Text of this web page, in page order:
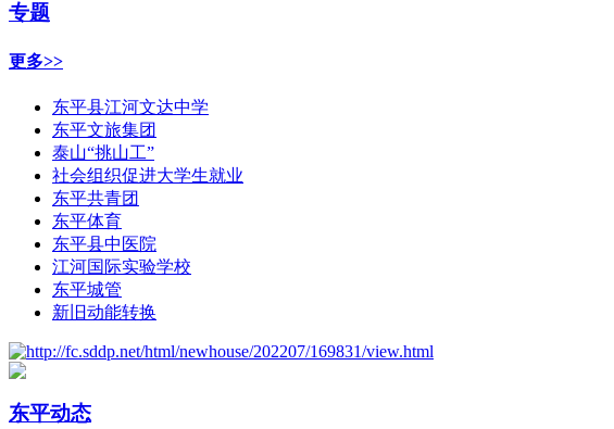
专题
更多>>
东平县江河文达中学
东平文旅集团
泰山“挑山工”
社会组织促进大学生就业
东平共青团
东平体育
东平县中医院
江河国际实验学校
东平城管
新旧动能转换
东平动态